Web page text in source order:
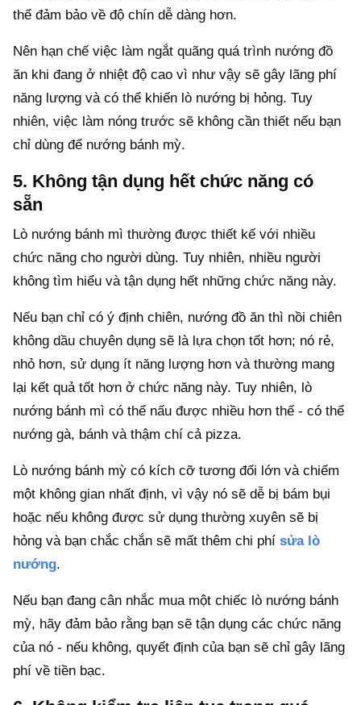
thể đảm bảo về độ chín dễ dàng hơn.
Nên hạn chế việc làm ngắt quãng quá trình nướng đồ
ăn khi đang ở nhiệt độ cao vì như vậy sẽ gây lãng phí
năng lượng và có thể khiến lò nướng bị hỏng. Tuy
nhiên, việc làm nóng trước sẽ không cần thiết nếu bạn
chỉ dùng để nướng bánh mỳ.
5. Không tận dụng hết chức năng có
sẵn
Lò nướng bánh mì thường được thiết kế với nhiều
chức năng cho người dùng. Tuy nhiên, nhiều người
không tìm hiểu và tận dụng hết những chức năng này.
Nếu bạn chỉ có ý định chiên, nướng đồ ăn thì nồi chiên
không dầu chuyên dụng sẽ là lựa chọn tốt hơn; nó rẻ,
nhỏ hơn, sử dụng ít năng lượng hơn và thường mang
lại kết quả tốt hơn ở chức năng này. Tuy nhiên, lò
nướng bánh mì có thể nấu được nhiều hơn thế - có thể
nướng gà, bánh và thậm chí cả pizza.
Lò nướng bánh mỳ có kích cỡ tương đối lớn và chiếm
một không gian nhất định, vì vậy nó sẽ dễ bị bám bụi
hoặc nếu không được sử dụng thường xuyên sẽ bị
hỏng và bạn chắc chắn sẽ mất thêm chi phí sửa lò
nướng.
Nếu bạn đang cân nhắc mua một chiếc lò nướng bánh
mỳ, hãy đảm bảo rằng bạn sẽ tận dụng các chức năng
của nó - nếu không, quyết định của bạn sẽ chỉ gây lãng
phí về tiền bạc.